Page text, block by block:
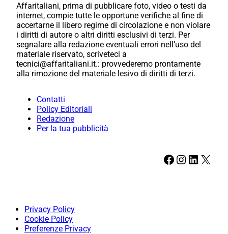
Affaritaliani, prima di pubblicare foto, video o testi da
internet, compie tutte le opportune verifiche al fine di
accertarne il libero regime di circolazione e non violare
i diritti di autore o altri diritti esclusivi di terzi. Per
segnalare alla redazione eventuali errori nell’uso del
materiale riservato, scriveteci a
tecnici@affaritaliani.it.: provvederemo prontamente
alla rimozione del materiale lesivo di diritti di terzi.
Contatti
Policy Editoriali
Redazione
Per la tua pubblicità
Facebook Instagram LinkedIn X
Privacy Policy
Cookie Policy
Preferenze Privacy